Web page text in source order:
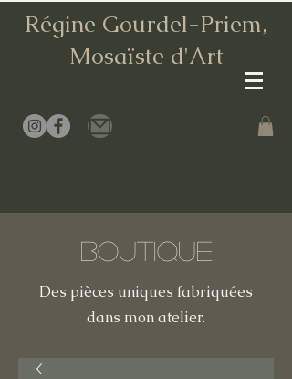
Régine Gourdel-Priem,
Mosaïste d'Art
Boutique
Des pièces uniques fabriquées
dans mon atelier.